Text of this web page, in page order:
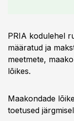
PRIA kodulehel
määratud ja
meetmete,
lõikes.
Maakondade
toetused